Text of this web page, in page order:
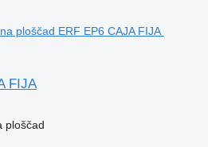
FIJA
ploščad